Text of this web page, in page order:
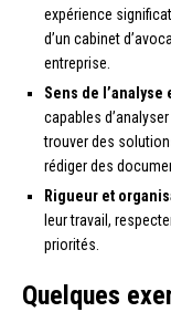
expérience
d’un cabinet
entreprise.
Sens de l’analyse
capables
trouver des
rédiger des
Rigueur et
leur travail,
priorités.
Quelques